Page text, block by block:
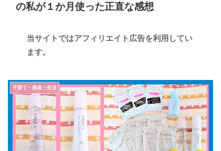
の私が１か月使った正直な感想
当サイトではアフィリエイト広告を利用してい
ます。
子育て・美容・生活